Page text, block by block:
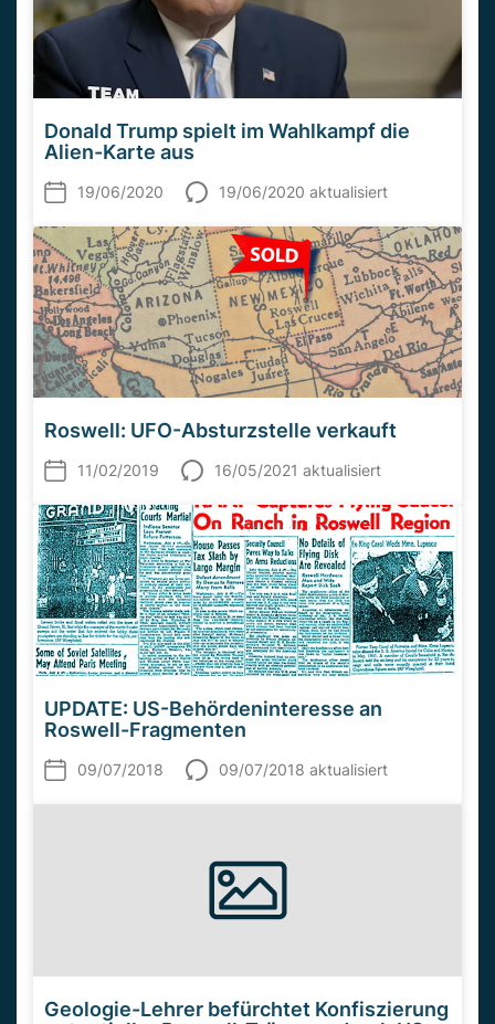
Donald Trump spielt im Wahlkampf die
Alien-Karte aus
19/06/2020 19/06/2020 aktualisiert
Roswell: UFO-Absturzstelle verkauft
11/02/2019 16/05/2021 aktualisiert
UPDATE: US-Behördeninteresse an
Roswell-Fragmenten
09/07/2018 09/07/2018 aktualisiert
Geologie-Lehrer befürchtet Konfiszierung